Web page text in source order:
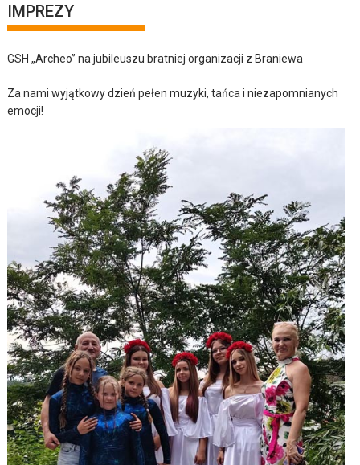
IMPREZY
GSH „Archeo” na jubileuszu bratniej organizacji z Braniewa
Za nami wyjątkowy dzień pełen muzyki, tańca i niezapomnianych
emocji!